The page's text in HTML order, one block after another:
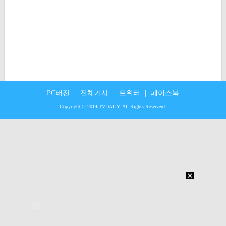
PC버전 | 전체기사 | 트위터 | 페이스북
Copyright © 2014 TVDAILY. All Rights Reserverd.